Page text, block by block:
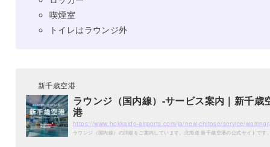
喫煙室
トイレはラウンジ外
新千歳空港
ラウンジ（国内線）-サービス案内｜新千歳
港
https://
ラウンジ（国内線）の詳細をご案内しています。北海道 新千歳空港の公式サイトです